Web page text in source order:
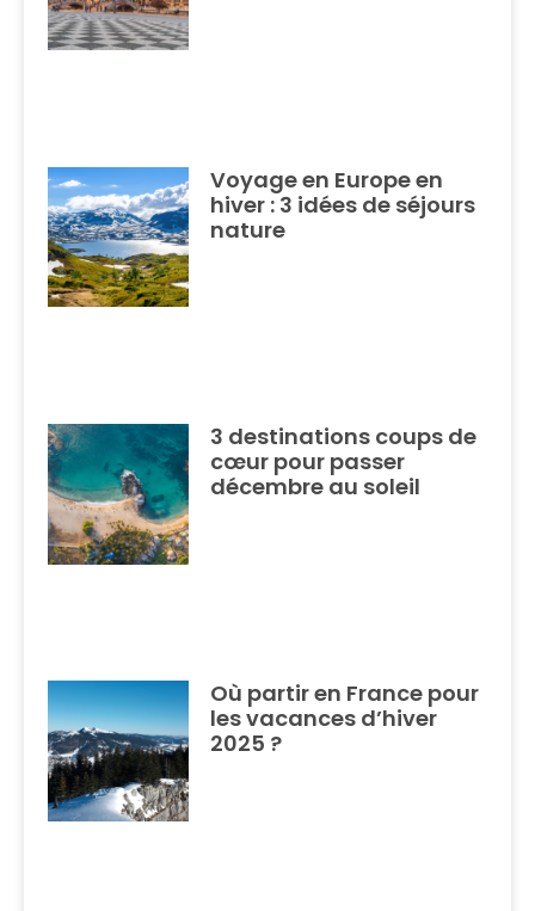
Voyage en Europe en
hiver : 3 idées de séjours
nature
3 destinations coups de
cœur pour passer
décembre au soleil
Où partir en France pour
les vacances d’hiver
2025 ?